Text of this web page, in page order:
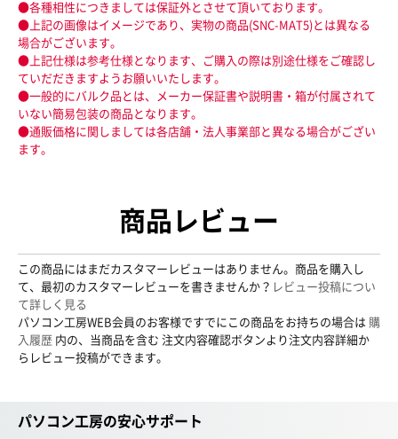
●各種相性につきましては保証外とさせて頂いております。
●上記の画像はイメージであり、実物の商品(SNC-MAT5)とは異なる
場合がございます。
●上記仕様は参考仕様となります、ご購入の際は別途仕様をご確認し
ていだだきますようお願いいたします。
●一般的にバルク品とは、メーカー保証書や説明書・箱が付属されて
いない簡易包装の商品となります。
●通販価格に関しましては各店舗・法人事業部と異なる場合がござい
ます。
商品レビュー
この商品にはまだカスタマーレビューはありません。商品を購入し
て、最初のカスタマーレビューを書きませんか？ レビュー投稿につい
て詳しく見る
パソコン工房WEB会員のお客様ですでにこの商品をお持ちの場合は 購
入履歴 内の、当商品を含む 注文内容確認ボタンより注文内容詳細か
らレビュー投稿ができます。
パソコン工房の安心サポート